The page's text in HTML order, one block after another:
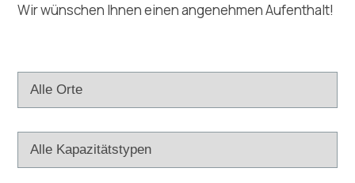
Info
Turistički ured
Safe in Dalmatia
Wir wünschen Ihnen einen angenehmen Aufenthalt!